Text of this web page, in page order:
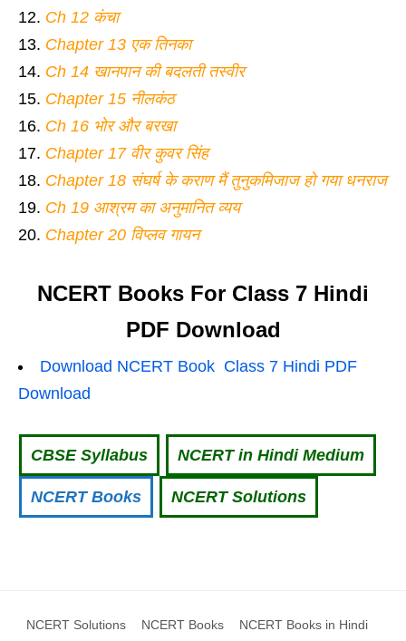
Ch 12 कंचा
Chapter 13 एक तिनका
Ch 14 खानपान की बदलती तस्वीर
Chapter 15 नीलकंठ
Ch 16 भोर और बरखा
Chapter 17 वीर कुवर सिंह
Chapter 18 संघर्ष के कराण मैं तुनुकमिजाज हो गया धनराज
Ch 19 आश्रम का अनुमानित व्यय
Chapter 20 विप्लव गायन
NCERT Books For Class 7 Hindi
PDF Download
Download NCERT Book Class 7 Hindi PDF
Download
CBSE Syllabus NCERT in Hindi Medium
NCERT Books NCERT Solutions
NCERT Solutions NCERT Books NCERT Books in Hindi